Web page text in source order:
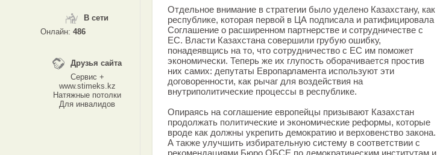
В сети
Онлайн: 486
Друзья сайта
Сервис +
www.stimeks.kz
Натяжные потолки
Для инвалидов
Отдельное внимание в стратегии было уделено Казахстану, как
республике, которая первой в ЦА подписала и ратифицировала
Соглашение о расширенном партнерстве и сотрудничестве с
ЕС. Власти Казахстана совершили грубую ошибку,
понадеявщись на то, что сотрудничество с ЕС им поможет
экономически. Теперь же их глупость оборачивается простив
них самих: депутаты Европарламента используют эти
договоренности, как рычаг для воздействия на
внутриполитические процессы в республике.
Опираясь на соглашение европейцы призывают Казахстан
продолжать политические и экономические реформы, которые
вроде как должны укрепить демократию и верховенство закона.
А также улучшить избирательную систему в соответствии с
рекомендациями Бюро ОБСЕ по демократическим институтам и